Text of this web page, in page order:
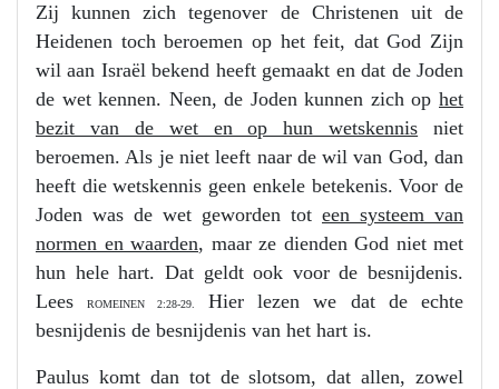
Zij kunnen zich tegenover de Christenen uit de
Heidenen toch beroemen op het feit, dat God Zijn
wil aan Israël bekend heeft gemaakt en dat de Joden
de wet kennen. Neen, de Joden kunnen zich op het
bezit van de wet en op hun wetskennis niet
beroemen. Als je niet leeft naar de wil van God, dan
heeft die wetskennis geen enkele betekenis. Voor de
Joden was de wet geworden tot een systeem van
normen en waarden, maar ze dienden God niet met
hun hele hart. Dat geldt ook voor de besnijdenis.
LeesROMEINEN 2:28-29.
Hier lezen we dat de echte
besnijdenis de besnijdenis van het hart is.
Paulus komt dan tot de slotsom, dat allen, zowel